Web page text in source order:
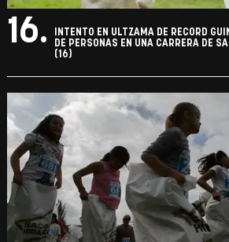
16.
INTENTO EN ULTZAMA DE RECORD
DE PERSONAS EN UNA CARRERA DE
(16)